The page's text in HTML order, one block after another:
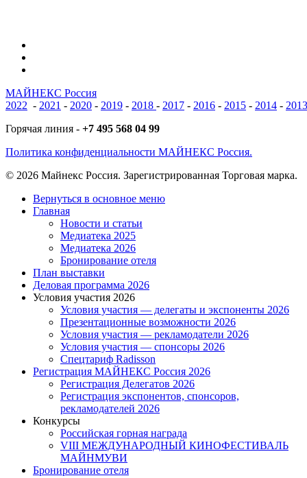
МАЙНЕКС Россия
2022 - 2021 - 2020 - 2019 - 2018 - 2017 - 2016 - 2015 - 2014 - 2013
Горячая линия - +7 495 568 04 99
Политика конфиденциальности МАЙНЕКС Россия.
© 2026 Майнекс Россия. Зарегистрированная Торговая марка.
Close
Menu
Вернуться в основное меню
Главная
Новости и статьи
Медиатека 2025
Медиатека 2026
Бронирование отеля
План выставки
Деловая программа 2026
Условия участия 2026
Условия участия — делегаты и экспоненты 2026
Презентационные возможности 2026
Условия участия — рекламодатели 2026
Условия участия — спонсоры 2026
Спецтариф Radisson
Регистрация МАЙНЕКС Россия 2026
Регистрация Делегатов 2026
Регистрация экспонентов, спонсоров,
рекламодателей 2026
Конкурсы
Российская горная награда
VIII МЕЖДУНАРОДНЫЙ КИНОФЕСТИВАЛЬ
МАЙНМУВИ
Бронирование отеля